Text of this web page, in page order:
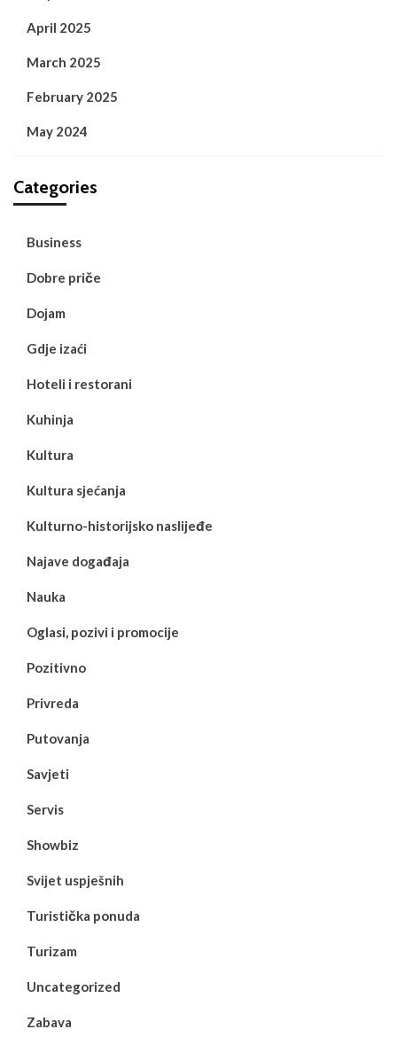
April 2025
March 2025
February 2025
May 2024
Categories
Business
Dobre priče
Dojam
Gdje izaći
Hoteli i restorani
Kuhinja
Kultura
Kultura sjećanja
Kulturno-historijsko naslijeđe
Najave događaja
Nauka
Oglasi, pozivi i promocije
Pozitivno
Privreda
Putovanja
Savjeti
Servis
Showbiz
Svijet uspješnih
Turistička ponuda
Turizam
Uncategorized
Zabava